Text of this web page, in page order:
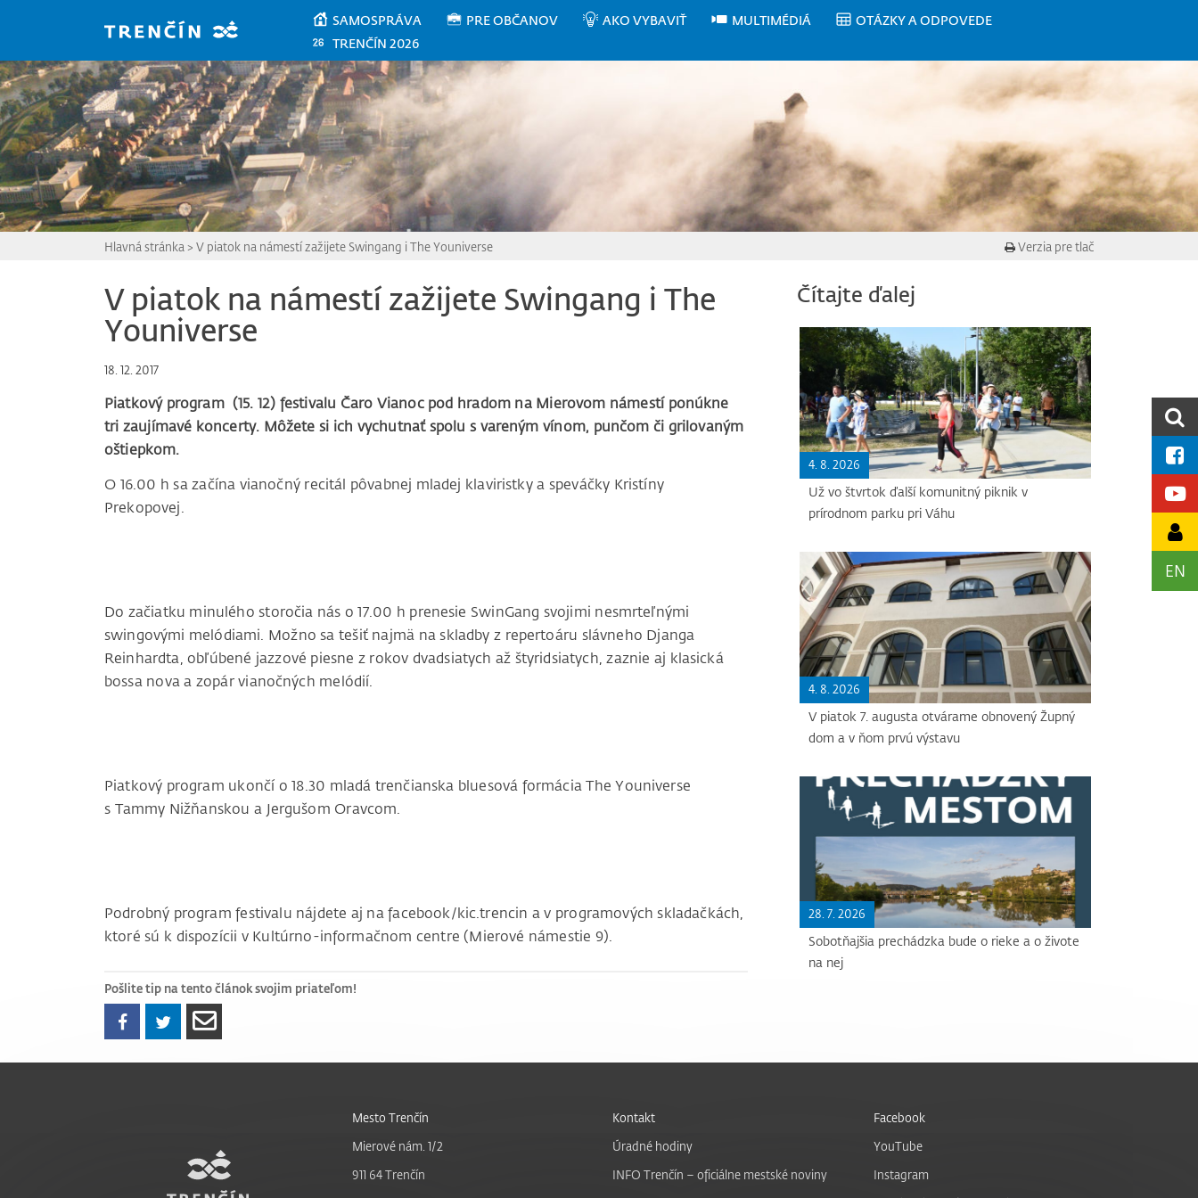
SAMOSPRÁVA PRE OBČANOV AKO VYBAVIŤ MULTIMÉDIÁ
OTÁZKY A ODPOVEDE
TRENČÍN 2026
EN
Hlavná stránka > V piatok na námestí zažijete Swingang i The Youniverse Verzia pre tlač
V piatok na námestí zažijete Swingang i The
Youniverse
18. 12. 2017
Piatkový program (15. 12) festivalu Čaro Vianoc pod hradom na Mierovom námestí ponúkne
tri zaujímavé koncerty. Môžete si ich vychutnať spolu s vareným vínom, punčom či grilovaným
oštiepkom.
O 16.00 h sa začína vianočný recitál pôvabnej mladej klaviristky a speváčky Kristíny
Prekopovej.
Do začiatku minulého storočia nás o 17.00 h prenesie SwinGang svojimi nesmrteľnými
swingovými melódiami. Možno sa tešiť najmä na skladby z repertoáru slávneho Djanga
Reinhardta, obľúbené jazzové piesne z rokov dvadsiatych až štyridsiatych, zaznie aj klasická
bossa nova a zopár vianočných melódií.
Piatkový program ukončí o 18.30 mladá trenčianska bluesová formácia The Youniverse
s Tammy Nižňanskou a Jergušom Oravcom.
Podrobný program festivalu nájdete aj na facebook/kic.trencin a v programových skladačkách,
ktoré sú k dispozícii v Kultúrno-informačnom centre (Mierové námestie 9).
Pošlite tip na tento článok svojim priateľom!
Čítajte ďalej
4. 8. 2026
Už vo štvrtok ďalší komunitný piknik v
prírodnom parku pri Váhu
4. 8. 2026
V piatok 7. augusta otvárame obnovený Župný
dom a v ňom prvú výstavu
28. 7. 2026
Sobotňajšia prechádzka bude o rieke a o živote
na nej
Mesto Trenčín
Mierové nám. 1/2
911 64 Trenčín
Kontakt
Úradné hodiny
INFO Trenčín – oficiálne mestské noviny
Facebook
YouTube
Instagram